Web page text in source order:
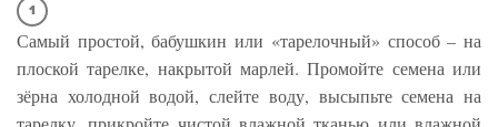
Самый простой, бабушкин или «тарелочный» способ – на
плоской тарелке, накрытой марлей. Промойте семена или
зёрна холодной водой, слейте воду, высыпьте семена на